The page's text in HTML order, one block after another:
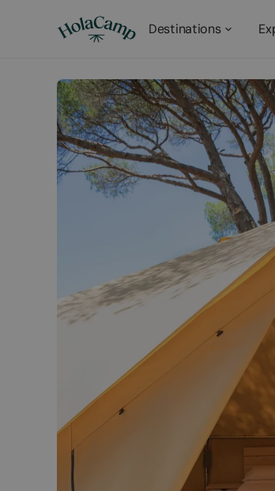
Destinations